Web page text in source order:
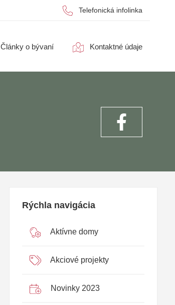
Telefonická infolinka
Články o bývaní Kontaktné údaje
Rýchla navigácia
Aktívne domy
Akciové projekty
Novinky 2023